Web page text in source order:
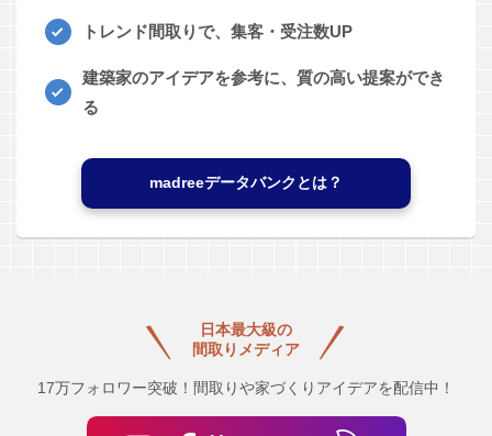
トレンド間取りで、集客・受注数UP
建築家のアイデアを参考に、質の高い提案ができ
る
madreeデータバンクとは？
日本最大級の
間取りメディア
17万フォロワー突破！間取りや家づくりアイデアを配信中！